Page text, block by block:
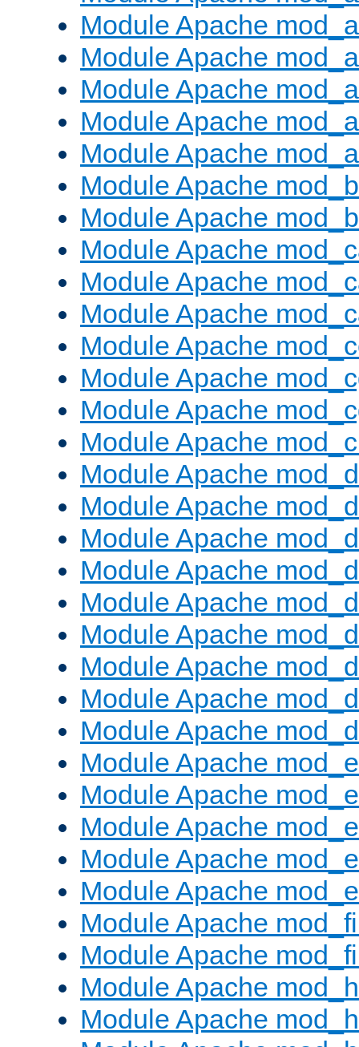
Module Apache
Module Apache
Module Apache
Module Apache
Module Apache
Module Apache
Module Apache
Module Apache
Module Apache
Module Apache
Module Apache
Module Apache
Module Apache
Module Apache
Module Apache
Module Apache
Module Apache
Module Apache
Module Apache
Module Apache
Module Apache
Module Apache
Module Apache
Module Apache
Module Apache
Module Apache
Module Apache
Module Apache
Module Apache
Module Apache
Module Apache
Module Apache